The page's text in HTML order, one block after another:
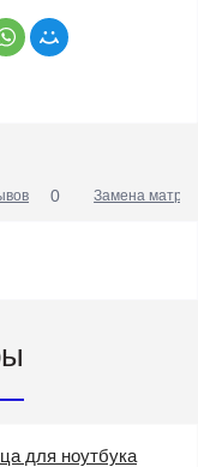
0 Замена
для ноутбука